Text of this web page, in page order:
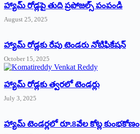
హ్యామ్‌ రోడ్లపై తుది ప్రపోజల్స్‌ పంపండి
August 25, 2025
హ్యామ్‌ రోడ్లకు రేపు టెండరు నోటిఫికేషన్‌
October 15, 2025
హ్యామ్‌ రోడ్లకు త్వరలో టెండర్లు
July 3, 2025
హ్యామ్‌ ‌టెండర్లలో రూ.8వేల కోట్ల కుంభకోణం